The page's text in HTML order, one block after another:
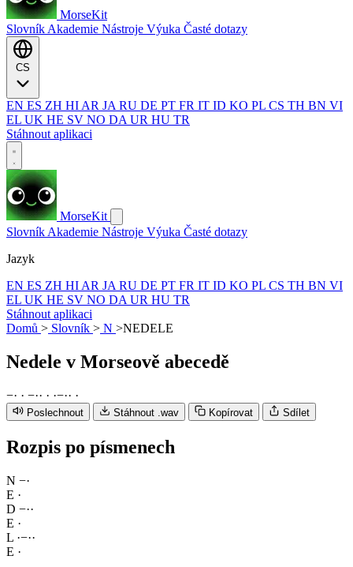
MorseKit
Slovník Akademie Nástroje Výuka Časté dotazy
EN ES ZH HI AR JA RU DE PT FR IT ID KO PL CS TH BN VI
EL UK HE SV NO DA UR HU TR
Stáhnout aplikaci
MorseKit
Slovník Akademie Nástroje Výuka Časté dotazy
Jazyk
EN ES ZH HI AR JA RU DE PT FR IT ID KO PL CS TH BN VI
EL UK HE SV NO DA UR HU TR
Stáhnout aplikaci
Domů > Slovník > N >NEDELE
Nedele v Morseově abecedě
−· · −·· · ·−·· ·
Poslechnout Stáhnout .wav Kopírovat Sdílet
Rozpis po písmenech
N −·
E ·
D −··
E ·
L ·−··
E ·